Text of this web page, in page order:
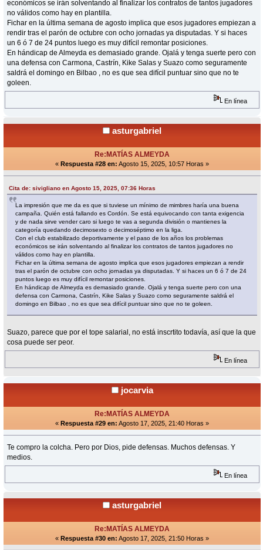
económicos se irán solventando al finalizar los contratos de tantos jugadores
no válidos como hay en plantilla.
Fichar en la última semana de agosto implica que esos jugadores empiezan a
rendir tras el parón de octubre con ocho jornadas ya disputadas. Y si haces
un 6 ó 7 de 24 puntos luego es muy difícil remontar posiciones.
En hándicap de Almeyda es demasiado grande. Ojalá y tenga suerte pero con
una defensa con Carmona, Castrín, Kike Salas y Suazo como seguramente
saldrá el domingo en Bilbao , no es que sea difícil puntuar sino que no te
goleen.
En línea
asturgabriel
Re:MATÍAS ALMEYDA
« Respuesta #28 en: Agosto 15, 2025, 10:57 Horas »
Cita de: sivigliano en Agosto 15, 2025, 07:36 Horas
La impresión que me da es que si tuviese un mínimo de mimbres haría una buena
campaña. Quién está fallando es Cordón. Se está equivocando con tanta exigencia
y de nada sirve vender caro si luego te vas a segunda división o mantienes la
categoría quedando decimosexto o decimoséptimo en la liga.
Con el club estabilizado deportivamente y el paso de los años los problemas
económicos se irán solventando al finalizar los contratos de tantos jugadores no
válidos como hay en plantilla.
Fichar en la última semana de agosto implica que esos jugadores empiezan a rendir
tras el parón de octubre con ocho jornadas ya disputadas. Y si haces un 6 ó 7 de 24
puntos luego es muy difícil remontar posiciones.
En hándicap de Almeyda es demasiado grande. Ojalá y tenga suerte pero con una
defensa con Carmona, Castrín, Kike Salas y Suazo como seguramente saldrá el
domingo en Bilbao , no es que sea difícil puntuar sino que no te goleen.
Suazo, parece que por el tope salarial, no está inscrtito todavía, así que la que
cosa puede ser peor.
En línea
jocarvia
Re:MATÍAS ALMEYDA
« Respuesta #29 en: Agosto 17, 2025, 21:40 Horas »
Te compro la colcha. Pero por Dios, pide defensas. Muchos defensas. Y
medios.
En línea
asturgabriel
Re:MATÍAS ALMEYDA
« Respuesta #30 en: Agosto 17, 2025, 21:50 Horas »